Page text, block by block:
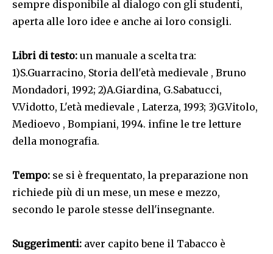
sempre disponibile al dialogo con gli studenti,
aperta alle loro idee e anche ai loro consigli.
Libri di testo: un manuale a scelta tra:
1)S.Guarracino, Storia dell'età medievale , Bruno
Mondadori, 1992; 2)A.Giardina, G.Sabatucci,
V.Vidotto, L'età medievale , Laterza, 1993; 3)G.Vitolo,
Medioevo , Bompiani, 1994. infine le tre letture
della monografia.
Tempo: se si è frequentato, la preparazione non
richiede più di un mese, un mese e mezzo,
secondo le parole stesse dell'insegnante.
Suggerimenti: aver capito bene il Tabacco è